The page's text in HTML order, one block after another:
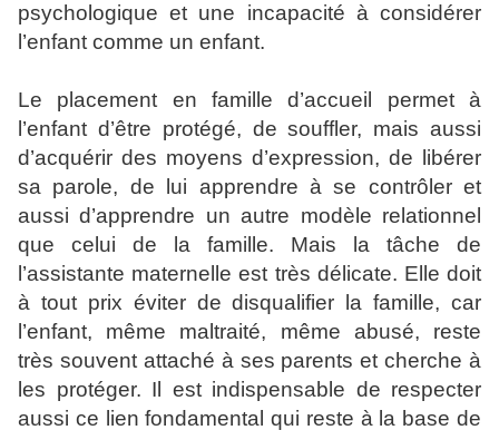
psychologique et une incapacité à considérer
l’enfant comme un enfant.
Le placement en famille d’accueil permet à
l’enfant d’être protégé, de souffler, mais aussi
d’acquérir des moyens d’expression, de libérer
sa parole, de lui apprendre à se contrôler et
aussi d’apprendre un autre modèle relationnel
que celui de la famille. Mais la tâche de
l’assistante maternelle est très délicate. Elle doit
à tout prix éviter de disqualifier la famille, car
l’enfant, même maltraité, même abusé, reste
très souvent attaché à ses parents et cherche à
les protéger. Il est indispensable de respecter
aussi ce lien fondamental qui reste à la base de